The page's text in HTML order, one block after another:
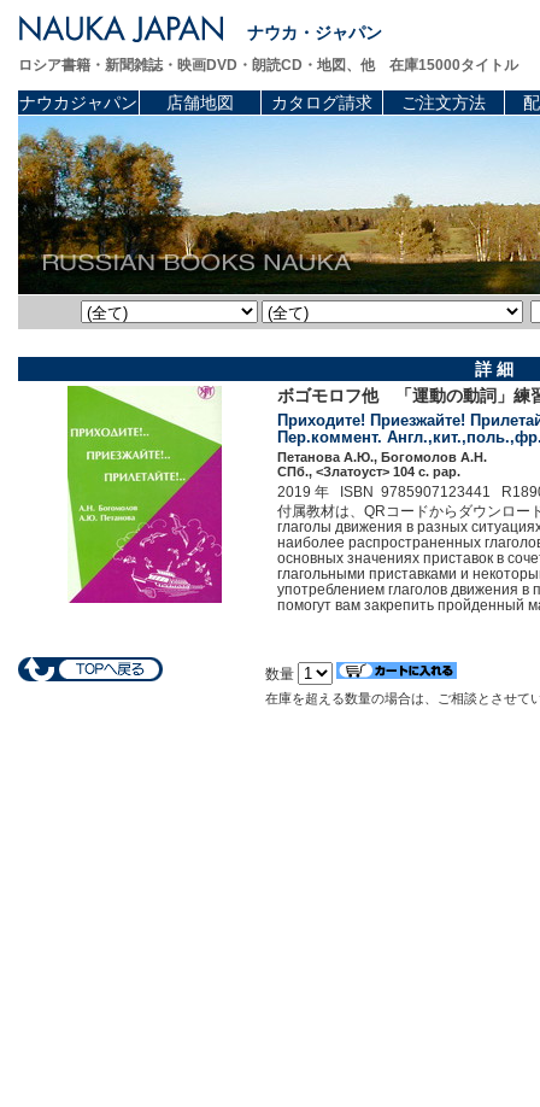
ナウカ・ジャパン
ロシア書籍・新聞雑誌・映画DVD・朗読CD・地図、他 在庫15000タイトル
ナウカジャパン 店舗地図 カタログ請求 ご注文方法
詳 細
ボゴモロフ他 「運動の動詞」練
Приходите! Приезжайте!
Пер.коммент.
Петанова А.Ю., Богомолов А.Н.
СПб., <Златоуст> 104 c. pap.
2019 年 ISBN 9785907123441
付属教材は、QRコードからダウンロー
глаголы движения в разных
наиболее распространенных
основных значениях приставок в
глагольными приставками и
употреблением глаголов движения
помогут вам закрепить пройденный
数量
在庫を超える数量の場合は、ご相談とさせて